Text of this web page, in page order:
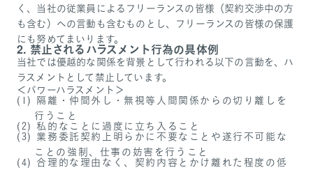
く、当社の従業員によるフリーランスの皆様（契約交渉中の方
も含む）への言動も含むものとし、フリーランスの皆様の保護
にも努めてまいります。
禁止されるハラスメント行為の具体例
当社では優越的な関係を背景として行われる以下の言動を、ハ
ラスメントとして禁止しています。
＜パワーハラスメント＞
隔離・仲間外し・無視等人間関係からの切り離しを
行うこと
私的なことに過度に立ち入ること
業務委託契約上明らかに不要なことや遂行不可能な
ことの強制、仕事の妨害を行うこと
合理的な理由なく、契約内容とかけ離れた程度の低